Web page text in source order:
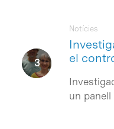
el
Notícies
un